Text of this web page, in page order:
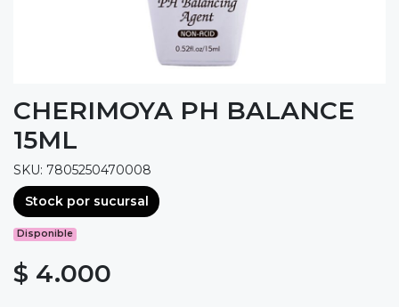
CHERIMOYA PH BALANCE
15ML
SKU: 7805250470008
Stock por sucursal
Disponible
$ 4.000